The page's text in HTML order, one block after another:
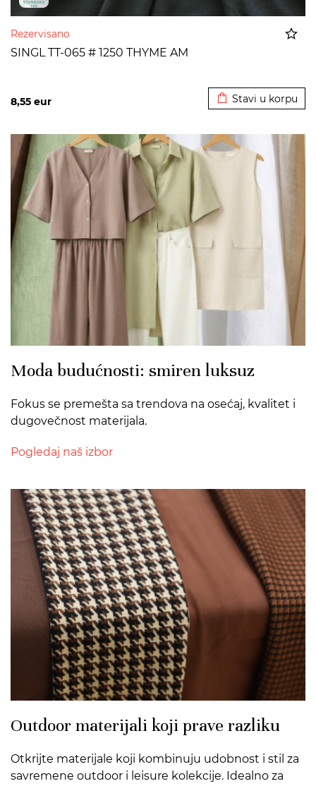
Rezervisano
SINGL TT-065 # 1250 THYME AM
8,55 eur Stavi u korpu
Moda budućnosti: smiren luksuz
Fokus se premešta sa trendova na osećaj, kvalitet i
dugovečnost materijala.
Pogledaj naš izbor
Outdoor materijali koji prave razliku
Otkrijte materijale koji kombinuju udobnost i stil za
savremene outdoor i leisure kolekcije. Idealno za